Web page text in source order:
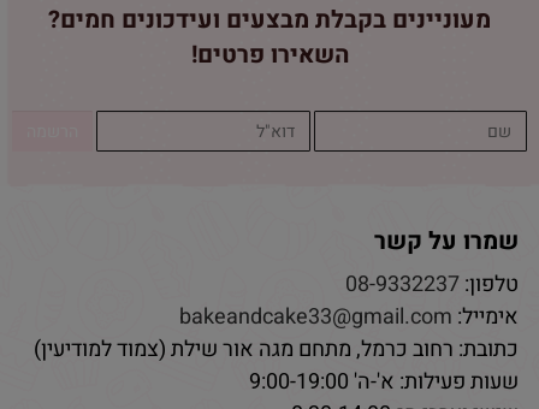
מעוניינים בקבלת מבצעים ועידכונים חמים?
השאירו פרטים!
שמרו על קשר
טלפון:08-9332237
אימייל: bakeandcake33@gmail.com
כתובת: רחוב כרמל, מתחם מגה אור שילת (צמוד למודיעין)
שעות פעילות: א'-ה' 9:00-19:00